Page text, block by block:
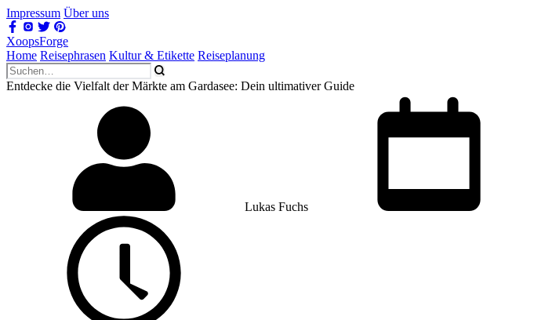
Impressum Über uns
XoopsForge
Home Reisephrasen Kultur & Etikette Reiseplanung
Entdecke die Vielfalt der Märkte am Gardasee: Dein ultimativer Guide
Lukas Fuchs